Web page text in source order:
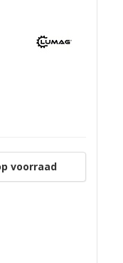
voorraad